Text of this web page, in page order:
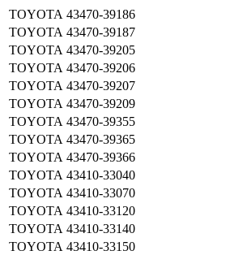
TOYOTA 43470-39186
TOYOTA 43470-39187
TOYOTA 43470-39205
TOYOTA 43470-39206
TOYOTA 43470-39207
TOYOTA 43470-39209
TOYOTA 43470-39355
TOYOTA 43470-39365
TOYOTA 43470-39366
TOYOTA 43410-33040
TOYOTA 43410-33070
TOYOTA 43410-33120
TOYOTA 43410-33140
TOYOTA 43410-33150